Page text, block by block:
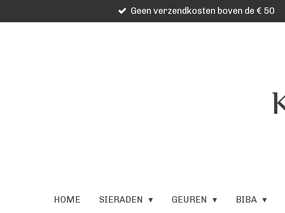
direct
Geen verzendkosten boven de € 50
HOME SIERADEN GEUREN BIBA